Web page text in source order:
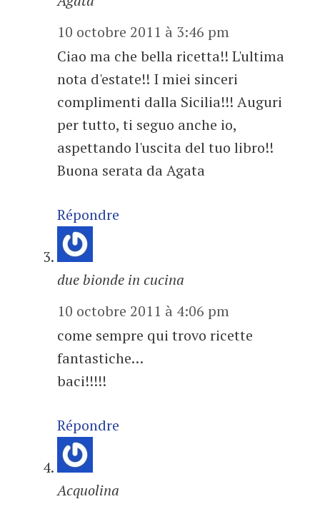
10 octobre 2011 à 3:46 pm
Ciao ma che bella ricetta!! L'ultima
nota d'estate!! I miei sinceri
complimenti dalla Sicilia!!! Auguri
per tutto, ti seguo anche io,
aspettando l'uscita del tuo libro!!
Buona serata da Agata
Répondre
due bionde in cucina
10 octobre 2011 à 4:06 pm
come sempre qui trovo ricette
fantastiche…
baci!!!!!
Répondre
Acquolina